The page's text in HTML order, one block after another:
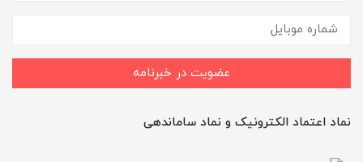
عضویت در خبرنامه
نماد اعتماد الکترونیک و نماد ساماندهی